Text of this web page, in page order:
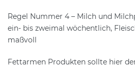
Regel Nummer 4 – Milch und
ein- bis zweimal wöchentlich,
maßvoll
Fettarmen Produkten sollte hier